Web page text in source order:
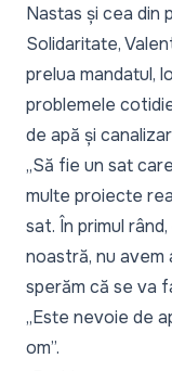
Nastas și cea din
Solidaritate,
prelua mandatul,
problemele
de apă și
„Să fie un sat
multe proiecte
sat. În primul
noastră, nu avem
sperăm că se va
„Este nevoie de
om”.